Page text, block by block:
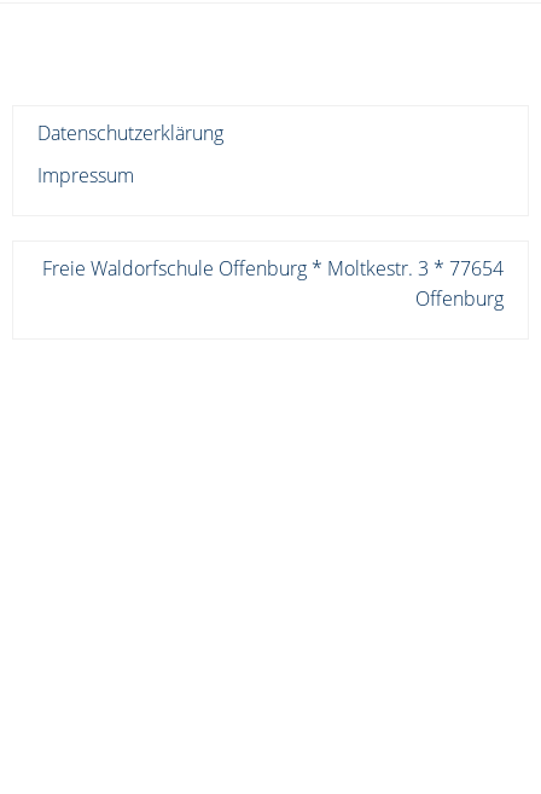
Datenschutzerklärung
Impressum
Freie Waldorfschule Offenburg * Moltkestr. 3 * 77654
Offenburg